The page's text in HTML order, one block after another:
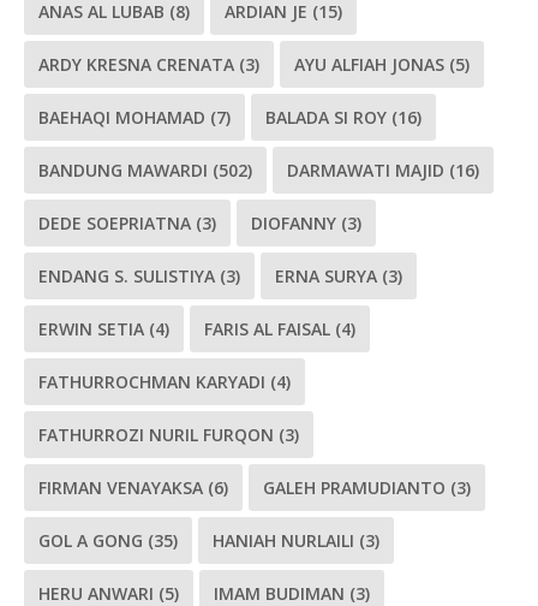
ANAS AL LUBAB (8) ARDIAN JE (15)
ARDY KRESNA CRENATA (3) AYU ALFIAH JONAS (5)
BAEHAQI MOHAMAD (7) BALADA SI ROY (16)
BANDUNG MAWARDI (502) DARMAWATI MAJID (16)
DEDE SOEPRIATNA (3) DIOFANNY (3)
ENDANG S. SULISTIYA (3) ERNA SURYA (3)
ERWIN SETIA (4) FARIS AL FAISAL (4)
FATHURROCHMAN KARYADI (4)
FATHURROZI NURIL FURQON (3)
FIRMAN VENAYAKSA (6) GALEH PRAMUDIANTO (3)
GOL A GONG (35) HANIAH NURLAILI (3)
HERU ANWARI (5) IMAM BUDIMAN (3)